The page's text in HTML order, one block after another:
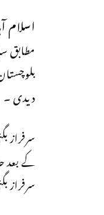
اسلام
مطابق
دیدی ۔
سرفراز
کے بعد
سرفراز